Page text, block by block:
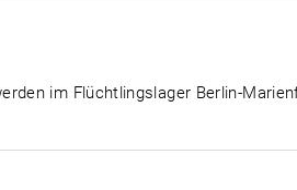
im Flüchtlingslager Berlin-